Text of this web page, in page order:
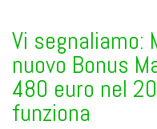
Vi segnaliamo:
nuovo Bonus
480 euro nel
funziona